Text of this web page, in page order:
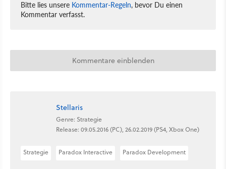
Bitte lies unsere Kommentar-Regeln, bevor Du einen
Kommentar verfasst.
Kommentare einblenden
Stellaris
Genre: Strategie
Release: 09.05.2016 (PC), 26.02.2019 (PS4, Xbox One)
Strategie Paradox Interactive Paradox Development